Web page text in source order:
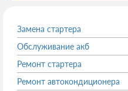
Замена стартера
Обслуживание акб
Ремонт стартера
Ремонт автокондиционера